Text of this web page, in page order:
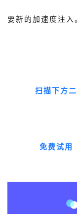
要新的加速度注入
扫描下方
免费试用